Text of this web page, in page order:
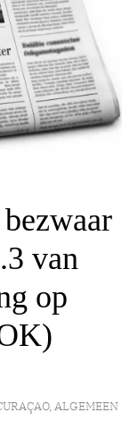
van
op
, ALGEMEEN